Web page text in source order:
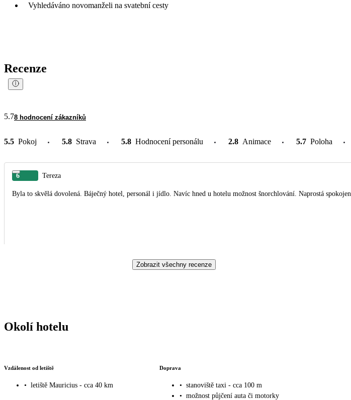
Vyhledáváno novomanželi na svatební cesty
Recenze
5.78 hodnocení zákazníků
5.5 Pokoj 5.8 Strava 5.8 Hodnocení personálu 2.8 Animace 5.7 Poloha
6 Tereza
Byla to skvělá dovolená. Báječný hotel, personál i jídlo. Navíc hned u hotelu možnost šnorchlování. Naprostá
Zobrazit všechny recenze
Okolí hotelu
Vzdálenost od letiště
• letiště Mauricius - cca 40 km
Doprava
• stanoviště taxi - cca 100 m
• možnost půjčení auta či motorky